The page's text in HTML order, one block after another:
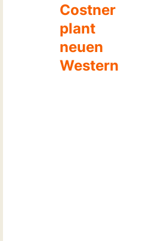
Costner
plant
neuen
Western